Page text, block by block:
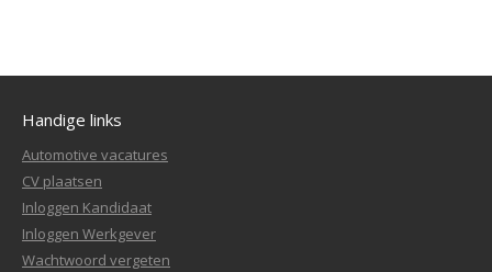
Handige links
Automotive vacatures
CV plaatsen
Inloggen Kandidaat
Inloggen Werkgever
Wachtwoord vergeten